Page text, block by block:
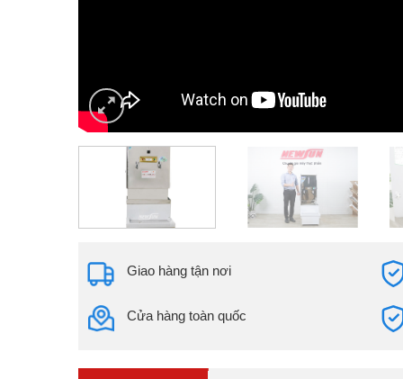
Giao hàng tận nơi
Cửa hàng toàn quốc